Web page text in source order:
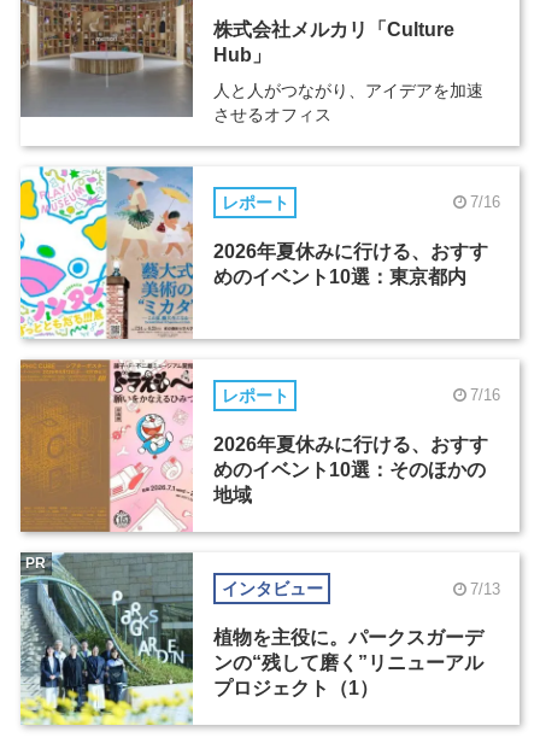
株式会社メルカリ「Culture
Hub」
人と人がつながり、アイデアを加速
させるオフィス
レポート 7/16
2026年夏休みに行ける、おすす
めのイベント10選：東京都内
レポート 7/16
2026年夏休みに行ける、おすす
めのイベント10選：そのほかの
地域
インタビュー 7/13
植物を主役に。パークスガーデ
ンの“残して磨く”リニューアル
プロジェクト（1）
PR